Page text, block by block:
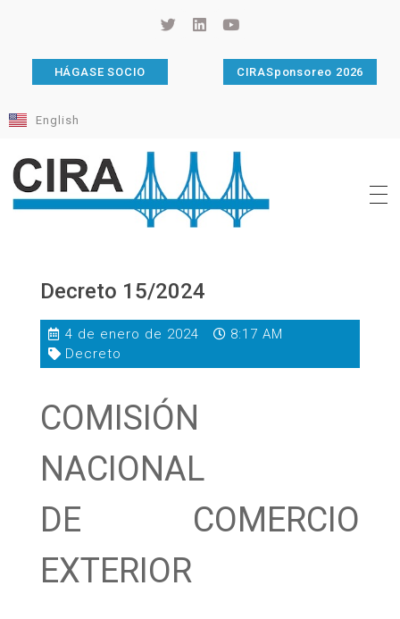
HÁGASE SOCIO CIRASponsoreo 2026
English
Decreto 15/2024
4 de enero de 2024
8:17 AM
Decreto
COMISIÓN
NACIONAL
DE COMERCIO
EXTERIOR